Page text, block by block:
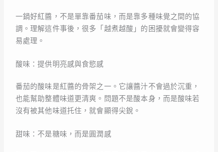
一鍋好紅醬，不是單靠番茄味，而是靠多種味覺之間的協
調。理解這件事後，很多「越煮越酸」的困擾就會變得容
易處理。
酸味：提供明亮感與食慾感
番茄的酸味是紅醬的骨架之一。它讓醬汁不會過於沉重，
也能幫助整體味道更清爽。問題不是酸本身，而是酸味若
沒有被其他味道托住，就會顯得尖銳。
甜味：不是糖味，而是圓潤感